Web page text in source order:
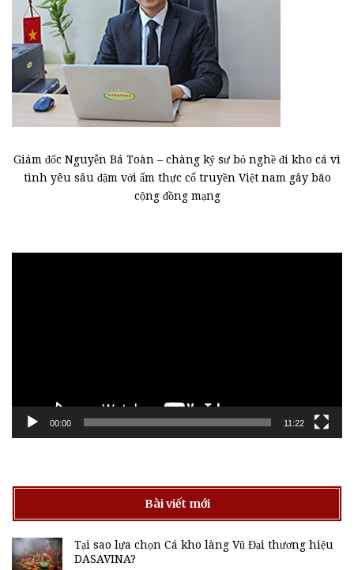
Giám đốc Nguyễn Bá Toàn – chàng kỹ sư bỏ nghề đi kho cá vì
tình yêu sâu đậm với ẩm thực cổ truyền Việt nam gây bão
cộng đồng mạng
00:00 11:22
Bài viết mới
Tại sao lựa chọn Cá kho làng Vũ Đại thương hiệu
DASAVINA?